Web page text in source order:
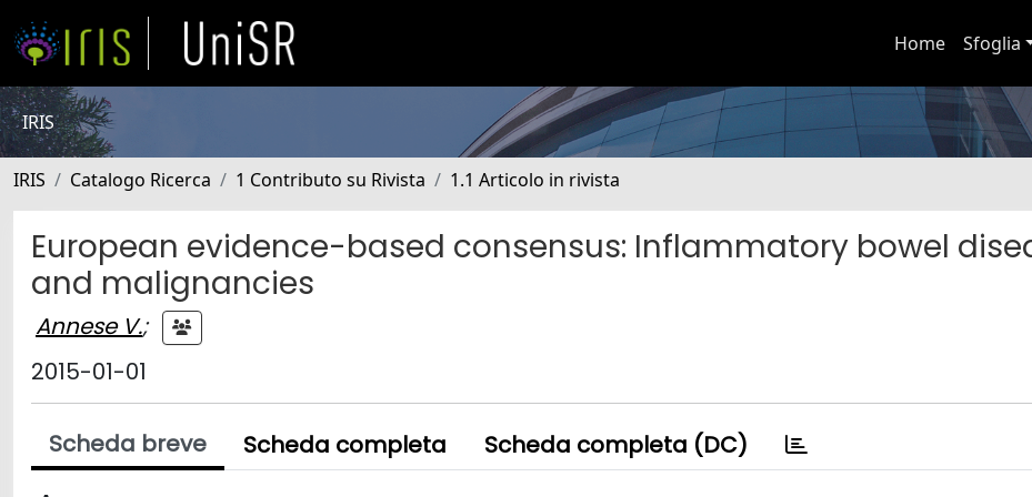
Home Sfoglia
IRIS
IRIS Catalogo Ricerca 1 Contributo su Rivista 1.1 Articolo in rivista
European evidence-based consensus: Inflammatory bowel
and malignancies
Annese V.;
2015-01-01
Scheda breve Scheda completa Scheda completa (DC)